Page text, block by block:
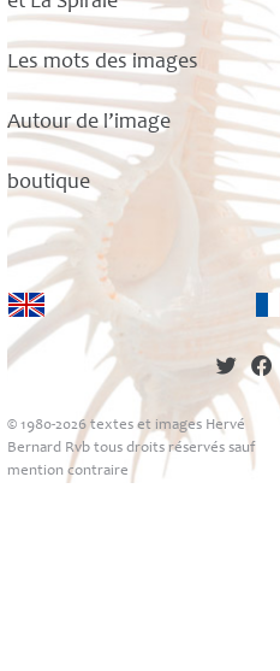
Les mots des images
Autour de l’image
boutique
© 1980-2026 textes et images Hervé
Bernard Rvb tous droits réservés sauf
mention contraire